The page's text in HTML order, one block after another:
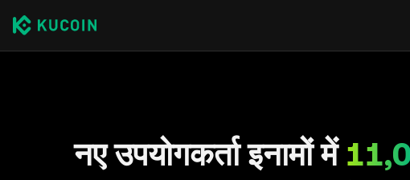
नए उपयोगकर्ता इनामों में